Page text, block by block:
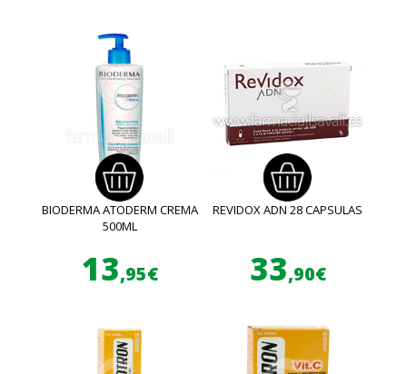
BIODERMA ATODERM CREMA
500ML
13,95€
REVIDOX ADN 28 CAPSULAS
33,90€